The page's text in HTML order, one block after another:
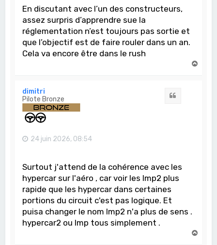
En discutant avec l’un des constructeurs,
assez surpris d’apprendre sue la
réglementation n’est toujours pas sortie et
que l’objectif est de faire rouler dans un an.
Cela va encore être dans le rush
dimitri
Pilote Bronze
24 juin 2026, 08:54
Surtout j'attend de la cohérence avec les
hypercar sur l'aéro , car voir les lmp2 plus
rapide que les hypercar dans certaines
portions du circuit c'est pas logique. Et
puisa changer le nom lmp2 n'a plus de sens .
hypercar2 ou lmp tous simplement .